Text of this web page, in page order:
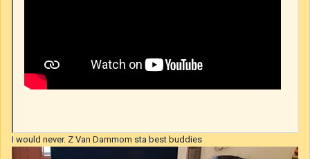
I would never. Z Van Dammom sta best buddies